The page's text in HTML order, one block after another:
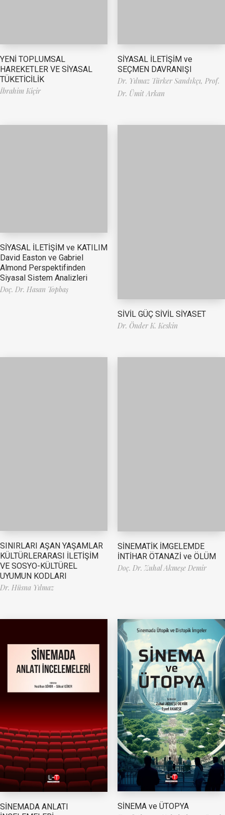
YENİ TOPLUMSAL
HAREKETLER VE SİYASAL
TÜKETİCİLİK
İbrahim Kiçir
SİYASAL İLETİŞİM ve
SEÇMEN DAVRANIŞI
Dr. Yılmaz Türker Sandıkçı, Prof.
Dr. Ümit Arkan
SİYASAL İLETİŞİM ve KATILIM
David Easton ve Gabriel
Almond Perspektifinden
Siyasal Sistem Analizleri
Doç. Dr. Hasan Topbaş
SİVİL GÜÇ SİVİL SİYASET
Dr. Önder K. Keskin
SINIRLARI AŞAN YAŞAMLAR
KÜLTÜRLERARASI İLETİŞİM
VE SOSYO-KÜLTÜREL
UYUMUN KODLARI
Dr. Hüsna Yılmaz
SİNEMATİK İMGELEMDE
İNTİHAR ÖTANAZİ ve ÖLÜM
Doç. Dr. Zuhal Akmeşe Demir
SİNEMADA ANLATI
SİNEMA ve ÜTOPYA